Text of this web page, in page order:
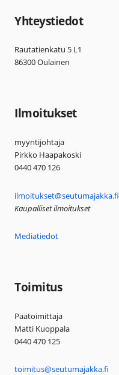
Yhteystiedot
Rautatienkatu 5 L1
86300 Oulainen
Ilmoitukset
myyntijohtaja
Pirkko Haapakoski
0440 470 126
ilmoitukset@seutumajakka.fi
Kaupalliset ilmoitukset
Mediatiedot
Toimitus
Päätoimittaja
Matti Kuoppala
0440 470 125
toimitus@seutumajakka.fi